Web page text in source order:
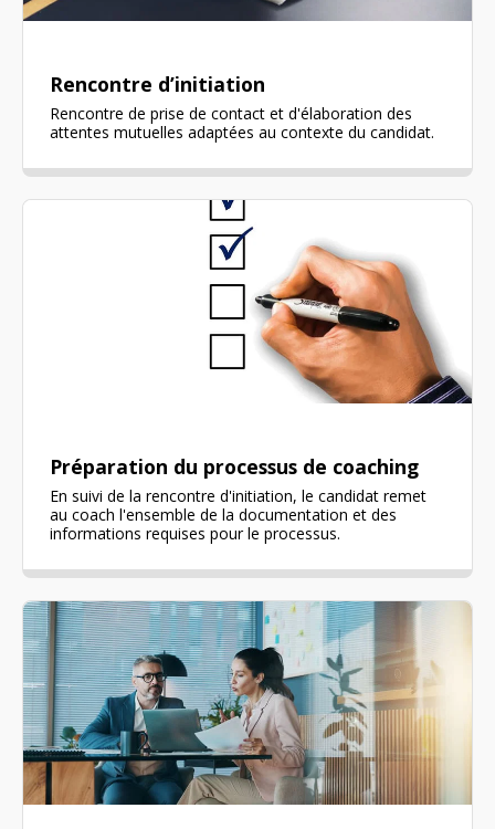
Rencontre d’initiation
Rencontre de prise de contact et d'élaboration des
attentes mutuelles adaptées au contexte du candidat.
Préparation du processus de coaching
En suivi de la rencontre d'initiation, le candidat remet
au coach l'ensemble de la documentation et des
informations requises pour le processus.